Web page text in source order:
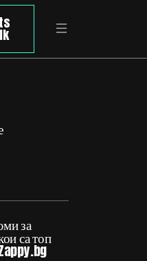
за
са топ